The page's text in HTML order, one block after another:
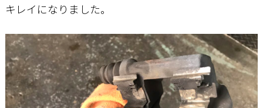
キレイになりました。